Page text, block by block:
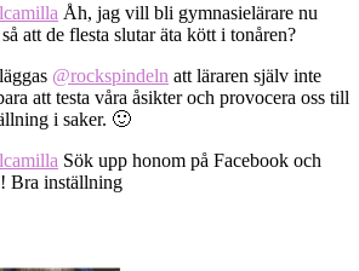
Åh, jag vill bli gymnasielärare nu
att de flesta slutar äta kött i tonåren?
@rockspindeln att läraren själv inte
att testa våra åsikter och provocera oss till
i saker. 🙂
Sök upp honom på Facebook och
Bra inställning